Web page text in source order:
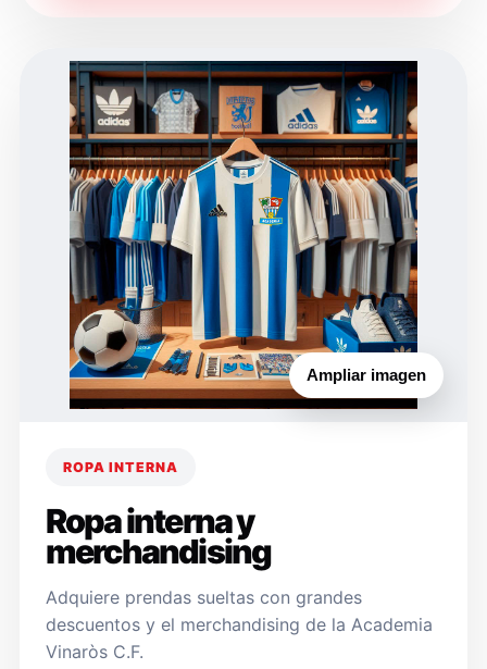
Ampliar imagen
ROPA INTERNA
Ropa interna y
merchandising
Adquiere prendas sueltas con grandes
descuentos y el merchandising de la Academia
Vinaròs C.F.